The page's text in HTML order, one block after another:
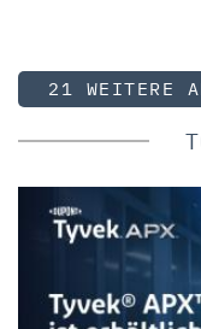
21 WEITERE